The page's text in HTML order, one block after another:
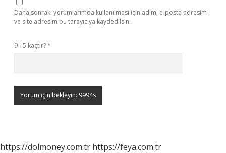
Daha sonraki yorumlarımda kullanılması için adım, e-posta adresim
ve site adresim bu tarayıcıya kaydedilsin.
9 - 5 kaçtır?*
https://dolmoney.com.tr https://feya.com.tr